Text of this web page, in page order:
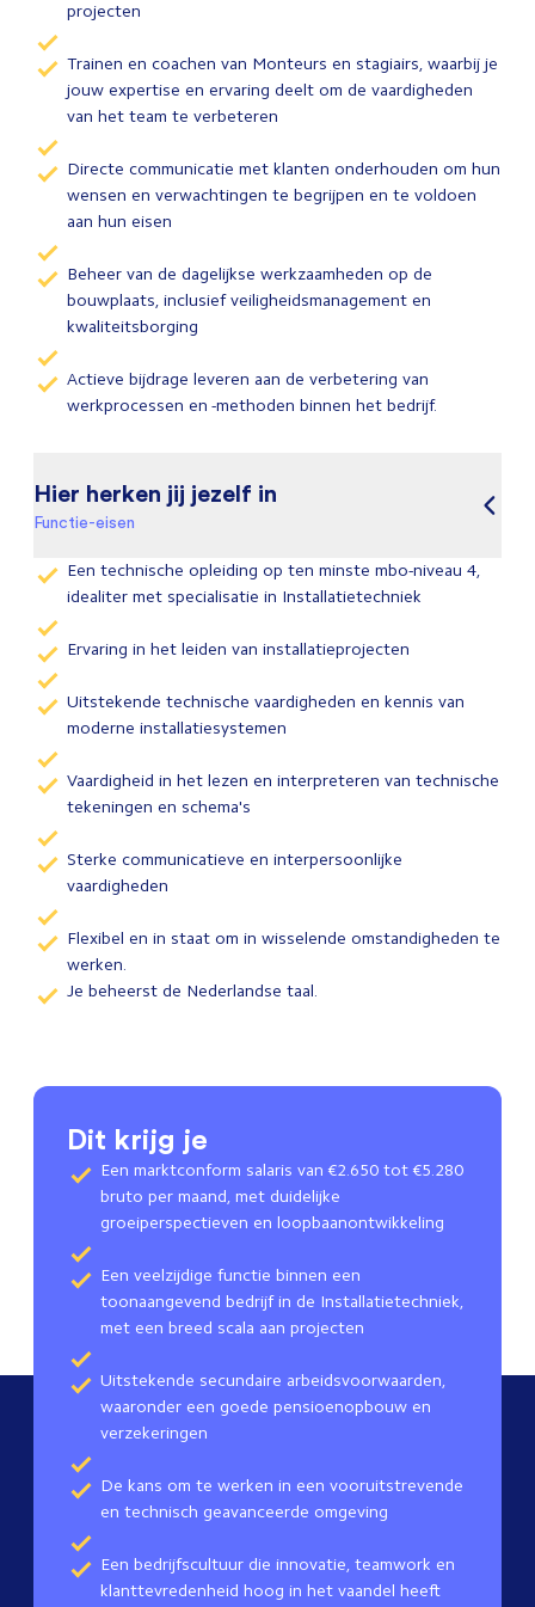
projecten
Trainen en coachen van Monteurs en stagiairs, waarbij je
jouw expertise en ervaring deelt om de vaardigheden
van het team te verbeteren
Directe communicatie met klanten onderhouden om hun
wensen en verwachtingen te begrijpen en te voldoen
aan hun eisen
Beheer van de dagelijkse werkzaamheden op de
bouwplaats, inclusief veiligheidsmanagement en
kwaliteitsborging
Actieve bijdrage leveren aan de verbetering van
werkprocessen en -methoden binnen het bedrijf.
Hier herken jij jezelf in
Functie-eisen
Een technische opleiding op ten minste mbo-niveau 4,
idealiter met specialisatie in Installatietechniek
Ervaring in het leiden van installatieprojecten
Uitstekende technische vaardigheden en kennis van
moderne installatiesystemen
Vaardigheid in het lezen en interpreteren van technische
tekeningen en schema's
Sterke communicatieve en interpersoonlijke
vaardigheden
Flexibel en in staat om in wisselende omstandigheden te
werken.
Je beheerst de Nederlandse taal.
Dit krijg je
Een marktconform salaris van €2.650 tot €5.280
bruto per maand, met duidelijke
groeiperspectieven en loopbaanontwikkeling
Een veelzijdige functie binnen een
toonaangevend bedrijf in de Installatietechniek,
met een breed scala aan projecten
Uitstekende secundaire arbeidsvoorwaarden,
waaronder een goede pensioenopbouw en
verzekeringen
De kans om te werken in een vooruitstrevende
en technisch geavanceerde omgeving
Een bedrijfscultuur die innovatie, teamwork en
klanttevredenheid hoog in het vaandel heeft